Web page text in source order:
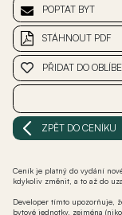
POPTAT BYT
STÁHNOUT PDF
PŘIDAT DO
ZPĚT DO CENÍKU
Ceník je platný do vydání
kdykoliv změnit, a to až do
Developer tímto upozorňuje,
bytové jednotky, zejména